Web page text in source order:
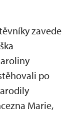
zavede
po
Marie,